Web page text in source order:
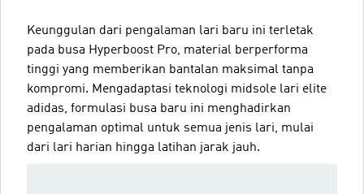
Keunggulan dari pengalaman lari baru ini terletak
pada busa Hyperboost Pro, material berperforma
tinggi yang memberikan bantalan maksimal tanpa
kompromi. Mengadaptasi teknologi midsole lari elite
adidas, formulasi busa baru ini menghadirkan
pengalaman optimal untuk semua jenis lari, mulai
dari lari harian hingga latihan jarak jauh.